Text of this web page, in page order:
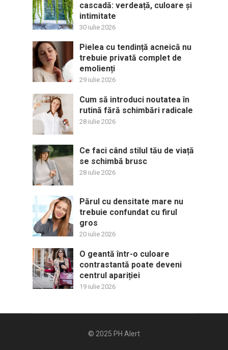
cascadă: verdeață, culoare și
intimitate
30 iulie 2026
Pielea cu tendință acneică nu
trebuie privată complet de
emolienți
29 iulie 2026
Cum să introduci noutatea în
rutină fără schimbări radicale
28 iulie 2026
Ce faci când stilul tău de viață
se schimbă brusc
28 iulie 2026
Părul cu densitate mare nu
trebuie confundat cu firul
gros
20 iulie 2026
O geantă într-o culoare
contrastantă poate deveni
centrul apariției
19 iulie 2026
© 2025 PH Alert